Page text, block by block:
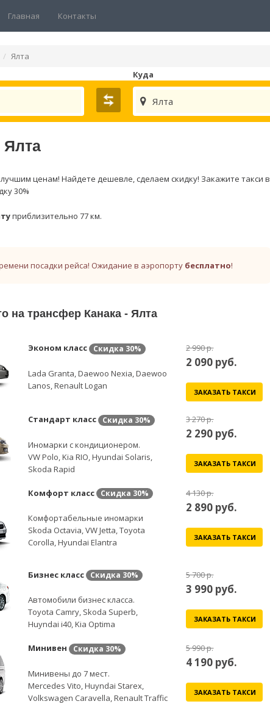
Главная Контакты
Ялта
Куда
Ялта
Ялта
ценам! Найдете дешевле, сделаем скидку! Закажите такси в
30%
приблизительно 77 км.
посадки рейса! Ожидание в аэропорту бесплатно!
на трансфер Канака - Ялта
Эконом класс Скидка 30%
Lada Granta, Daewoo Nexia, Daewoo
Lanos, Renault Logan
2 990 р.
2 090 руб.
ЗАКАЗАТЬ ТАКСИ
Стандарт класс Скидка 30%
Иномарки с кондиционером.
VW Polo, Kia RIO, Hyundai Solaris,
Skoda Rapid
3 270 р.
2 290 руб.
ЗАКАЗАТЬ ТАКСИ
Комфорт класс Скидка 30%
Комфортабельные иномарки
Skoda Octavia, VW Jetta, Toyota
Corolla, Hyundai Elantra
4 130 р.
2 890 руб.
ЗАКАЗАТЬ ТАКСИ
Бизнес класс Скидка 30%
Автомобили бизнес класса.
Toyota Camry, Skoda Superb,
Huyndai i40, Kia Optima
5 700 р.
3 990 руб.
ЗАКАЗАТЬ ТАКСИ
Минивен Скидка 30%
Минивены до 7 мест.
Mercedes Vito, Huyndai Starex,
Volkswagen Caravella, Renault Traffic
5 990 р.
4 190 руб.
ЗАКАЗАТЬ ТАКСИ